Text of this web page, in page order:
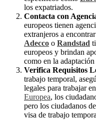
los expatriados.
Contacta con
europeos tienen
extranjeros a
Adecco o Randstad
europeos y brindan
como en la
Verifica Requisitos
trabajo temporal,
legales para trabajar
Europea, los
pero los ciudadanos
visa de trabajo